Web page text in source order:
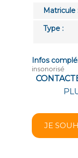
Matricule
Type :
Infos
insonorisé
JE